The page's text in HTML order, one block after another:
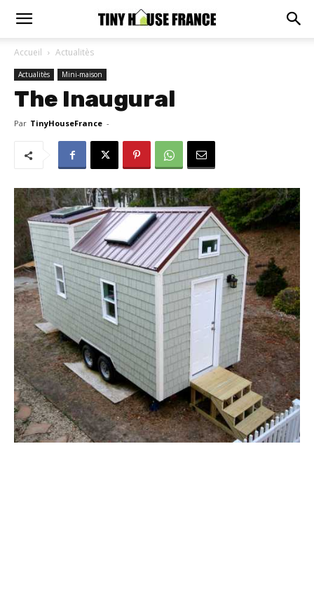
Accueil Actualitès
Actualitès Mini-maison
The Inaugural
Par TinyHouseFrance -